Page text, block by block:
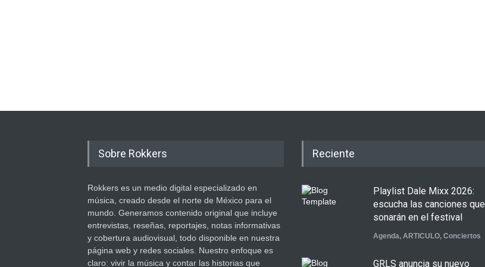
Sobre Rokkers
Rokkers es un medio digital especializado en
música, creado desde el norte de México para el
mundo. Generamos contenido original que incluye
entrevistas, reseñas, reportajes, notas informativas
y cobertura audiovisual, todo disponible en nuestra
página web y redes sociales. Nuestro enfoque es
claro: vivir la música y contar las historias que
Reciente
Playlist Dale Mixx 2026:
escucha las canciones que
sonarán en el festival
Agenda, ARTICULO, Conciertos
GRLS anuncia su nuevo